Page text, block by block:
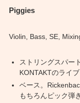
Piggies
Violin, Bass, SE,
ストリングスパー
KONTAKTのライブ
ベース。
もちろんピック弾